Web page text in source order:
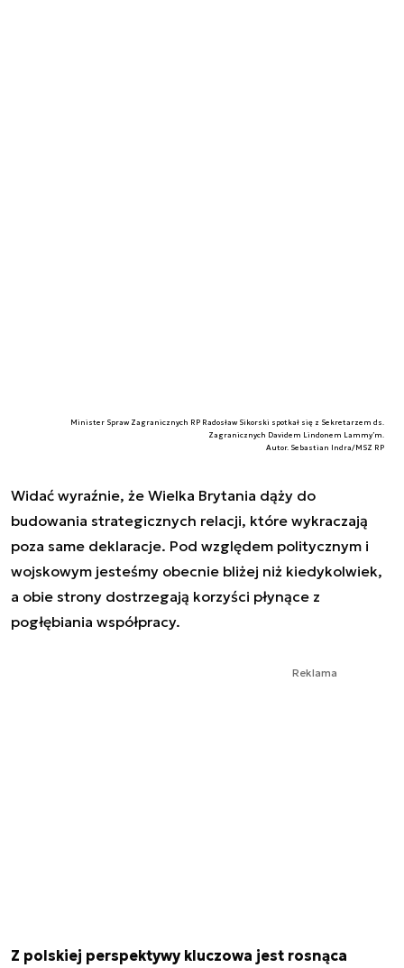
Minister Spraw Zagranicznych RP Radosław Sikorski spotkał się z Sekretarzem ds.
Zagranicznych Davidem Lindonem Lammy’m.
Autor. Sebastian Indra/MSZ RP
Widać wyraźnie, że Wielka Brytania dąży do
budowania strategicznych relacji, które wykraczają
poza same deklaracje. Pod względem politycznym i
wojskowym jesteśmy obecnie bliżej niż kiedykolwiek,
a obie strony dostrzegają korzyści płynące z
pogłębiania współpracy.
Reklama
Z polskiej perspektywy kluczowa jest rosnąca